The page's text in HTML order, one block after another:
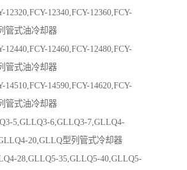
12320,FCY-12340,FCY-12360,FCY-
管式油冷却器
12440,FCY-12460,FCY-12480,FCY-
管式油冷却器
14510,FCY-14590,FCY-14620,FCY-
管式油冷却器
5,GLLQ3-6,GLLQ3-7,GLLQ4-
20,GLLQ型列管式冷却器
28,GLLQ5-35,GLLQ5-40,GLLQ5-